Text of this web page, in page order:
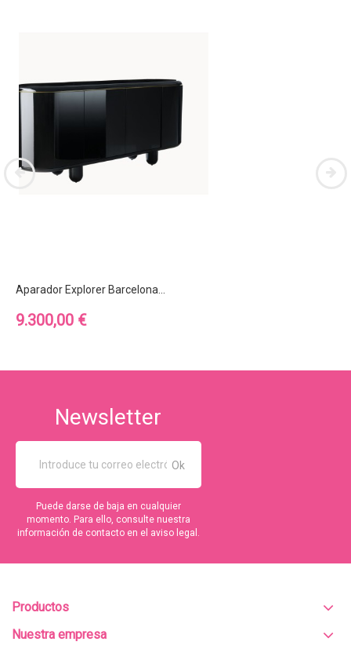
Aparador Explorer Barcelona...
Precio
9.300,00 €
Newsletter
Puede darse de baja en cualquier
momento. Para ello, consulte nuestra
información de contacto en el aviso legal.
Productos
Nuestra empresa